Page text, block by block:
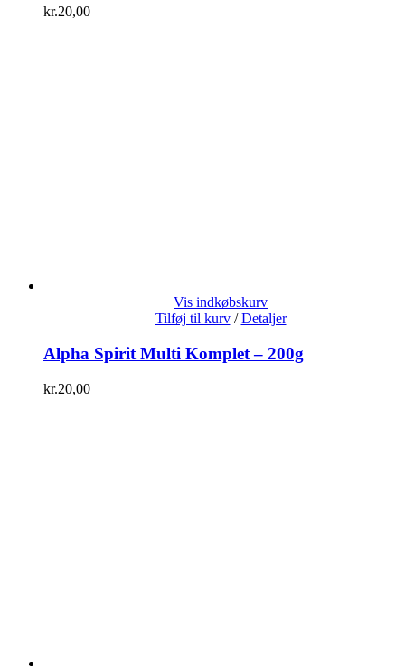
kr.20,00
Vis indkøbskurv
Tilføj til kurv / Detaljer
Alpha Spirit Multi Komplet – 200g
kr.20,00